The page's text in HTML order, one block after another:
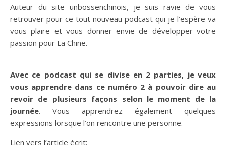
Auteur du site unbossenchinois, je suis ravie de vous
retrouver pour ce tout nouveau podcast qui je l’espère va
vous plaire et vous donner envie de développer votre
passion pour La Chine.
Avec ce podcast qui se divise en 2 parties, je veux
vous apprendre dans ce numéro 2 à pouvoir dire au
revoir de plusieurs façons selon le moment de la
journée. Vous apprendrez également quelques
expressions lorsque l’on rencontre une personne.
Lien vers l’article écrit: